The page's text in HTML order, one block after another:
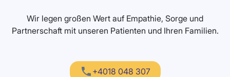
Wir legen großen Wert auf Empathie, Sorge und
Partnerschaft mit unseren Patienten und Ihren Familien.
+4018 048 307